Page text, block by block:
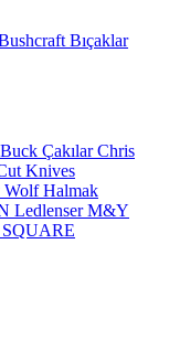
Bıçaklar
Buck ÇakılarChris
Knives
WolfHalmak
LedlenserM&Y
SQUARE